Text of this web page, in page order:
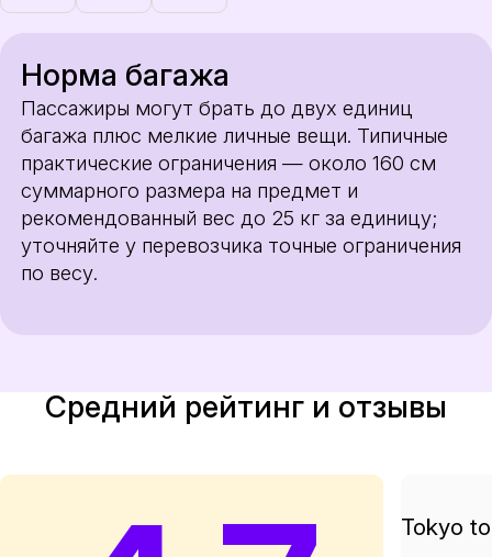
Норма багажа
Пассажиры могут брать до двух единиц
багажа плюс мелкие личные вещи. Типичные
практические ограничения — около 160 см
суммарного размера на предмет и
рекомендованный вес до 25 кг за единицу;
уточняйте у перевозчика точные ограничения
по весу.
Средний рейтинг и отзывы
Tokyo